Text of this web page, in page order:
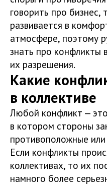
говорить про бизнес,
развивается в
атмосфере, поэтому
знать про конфликты
их разрешения.
Какие
в коллективе
Любой конфликт —
в котором стороны
противоположные
Если конфликты
коллективах, то их
намного более